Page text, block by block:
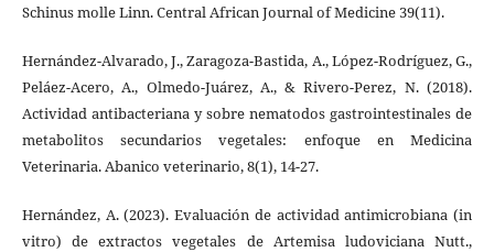
Schinus molle Linn. Central African Journal of Medicine 39(11).
Hernández-Alvarado, J., Zaragoza-Bastida, A., López-Rodríguez, G.,
Peláez-Acero, A., Olmedo-Juárez, A., & Rivero-Perez, N. (2018).
Actividad antibacteriana y sobre nematodos gastrointestinales de
metabolitos secundarios vegetales: enfoque en Medicina
Veterinaria. Abanico veterinario, 8(1), 14-27.
Hernández, A. (2023). Evaluación de actividad antimicrobiana (in
vitro) de extractos vegetales de Artemisa ludoviciana Nutt.,